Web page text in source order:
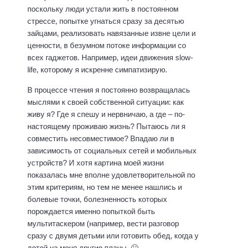
поскольку люди устали жить в постоянном
стрессе, попытке угнаться сразу за десятью
зайцами, реализовать навязанные извне цели и
ценности, в безумном потоке информации со
всех гаджетов. Например, идеи движения slow-
life, которому я искренне симпатизирую.
В процессе чтения я постоянно возвращалась
мыслями к своей собственной ситуации: как
живу я? Где я спешу и нервничаю, а где – по-
настоящему проживаю жизнь? Пытаюсь ли я
совместить несовместимое? Впадаю ли в
зависимость от социальных сетей и мобильных
устройств? И хотя картина моей жизни
показалась мне вполне удовлетворительной по
этим критериям, но тем не менее нашлись и
болевые точки, болезненность которых
порождается именно попыткой быть
мультитаскером (например, вести разговор
сразу с двумя детьми или готовить обед, когда у